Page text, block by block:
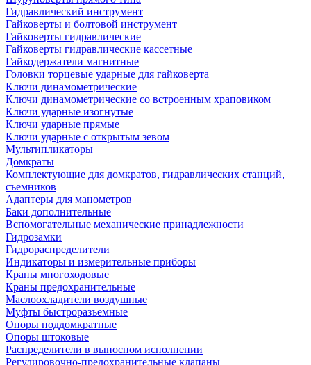
Гидравлический инструмент
Гайковерты и болтовой инструмент
Гайковерты гидравлические
Гайковерты гидравлические кассетные
Гайкодержатели магнитные
Головки торцевые ударные для гайковерта
Ключи динамометрические
Ключи динамометрические со встроенным храповиком
Ключи ударные изогнутые
Ключи ударные прямые
Ключи ударные с открытым зевом
Мультипликаторы
Домкраты
Комплектующие для домкратов, гидравлических станций,
съемников
Адаптеры для манометров
Баки дополнительные
Вспомогательные механические принадлежности
Гидрозамки
Гидрораспределители
Индикаторы и измерительные приборы
Краны многоходовые
Краны предохранительные
Маслоохладители воздушные
Муфты быстроразъемные
Опоры поддомкратные
Опоры штоковые
Распределители в выносном исполнении
Регулировочно-предохранительные клапаны